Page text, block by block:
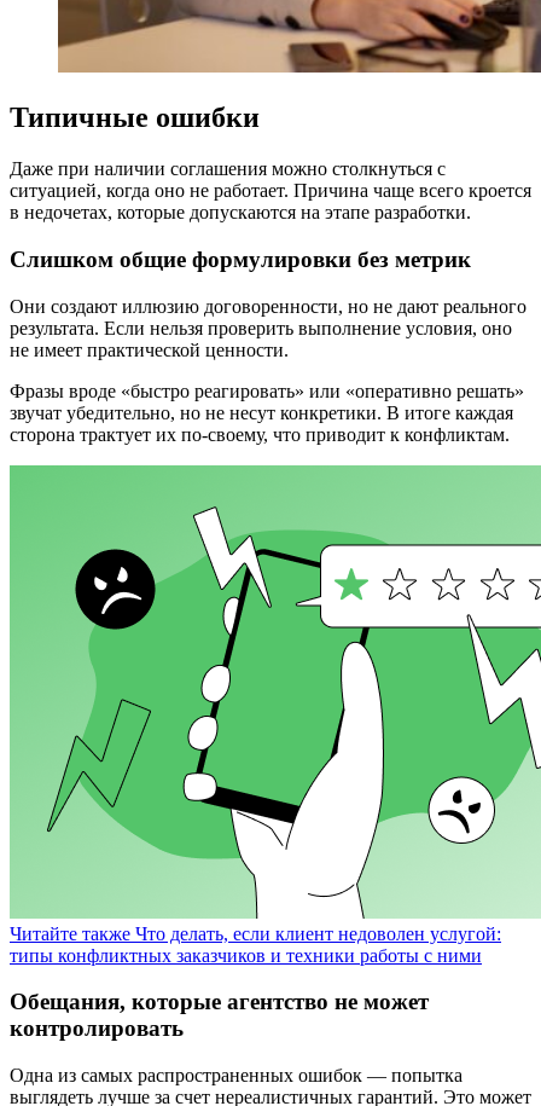
Типичные ошибки
Даже при наличии соглашения можно столкнуться с
ситуацией, когда оно не работает. Причина чаще всего кроется
в недочетах, которые допускаются на этапе разработки.
Слишком общие формулировки без метрик
Они создают иллюзию договоренности, но не дают реального
результата. Если нельзя проверить выполнение условия, оно
не имеет практической ценности.
Фразы вроде «быстро реагировать» или «оперативно решать»
звучат убедительно, но не несут конкретики. В итоге каждая
сторона трактует их по-своему, что приводит к конфликтам.
Читайте также Что делать, если клиент недоволен услугой:
типы конфликтных заказчиков и техники работы с ними
Обещания, которые агентство не может
контролировать
Одна из самых распространенных ошибок — попытка
выглядеть лучше за счет нереалистичных гарантий. Это может